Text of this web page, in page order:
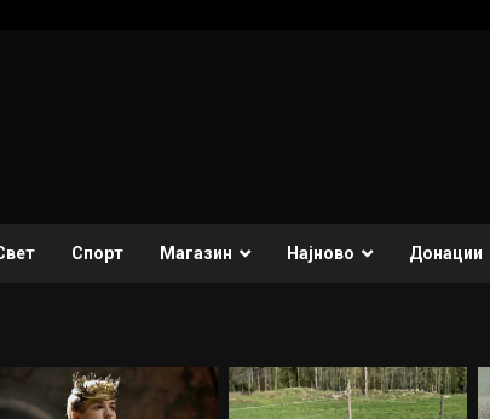
Спорт Магазин Најново Донации